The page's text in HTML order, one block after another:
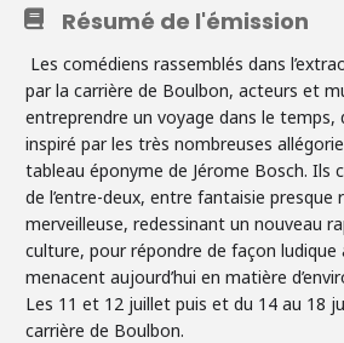
Résumé de l'émission
Les comédiens rassemblés dans
par la carrière de Boulbon, acteurs et
entreprendre un voyage dans le temps,
inspiré par les très nombreuses
tableau éponyme de Jérome Bosch. Ils
de l’entre-deux, entre fantaisie
merveilleuse, redessinant un nouveau
culture, pour répondre de façon ludique
menacent aujourd’hui en matière
Les 11 et 12 juillet puis et du 14 au 18
carrière de Boulbon.